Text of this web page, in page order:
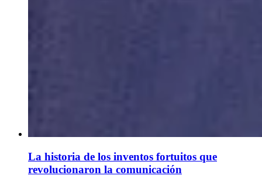
La historia de los inventos fortuitos que
revolucionaron la comunicación